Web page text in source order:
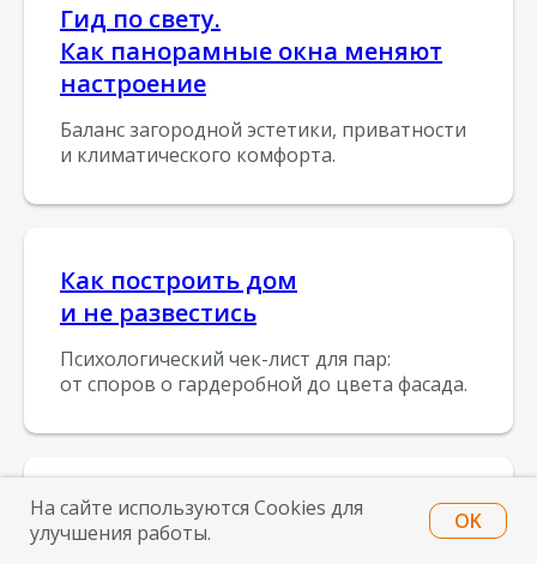
Гид по свету.
Как панорамные окна меняют
настроение
Баланс загородной эстетики, приватности
и климатического комфорта.
Как построить дом
и не развестись
Психологический чек-лист для пар:
от споров о гардеробной до цвета фасада.
Гайд. Скрытые метры
На сайте используются Cookies для
улучшения работы.
OK